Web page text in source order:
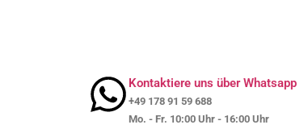
Kontaktiere uns über Whatsapp
+49 178 91 59 688
Mo. - Fr. 10:00 Uhr - 16:00 Uhr